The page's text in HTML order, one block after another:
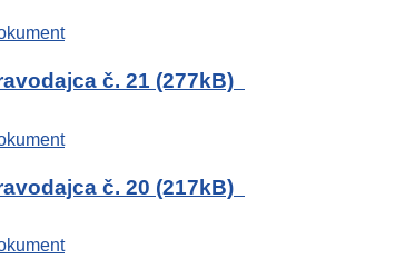
č. 21 (277kB)
č. 20 (217kB)